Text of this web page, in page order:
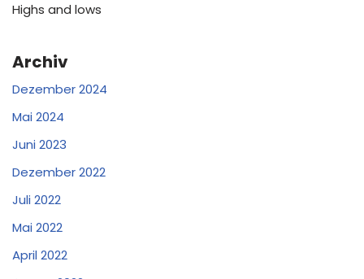
Highs and lows
Archiv
Dezember 2024
Mai 2024
Juni 2023
Dezember 2022
Juli 2022
Mai 2022
April 2022